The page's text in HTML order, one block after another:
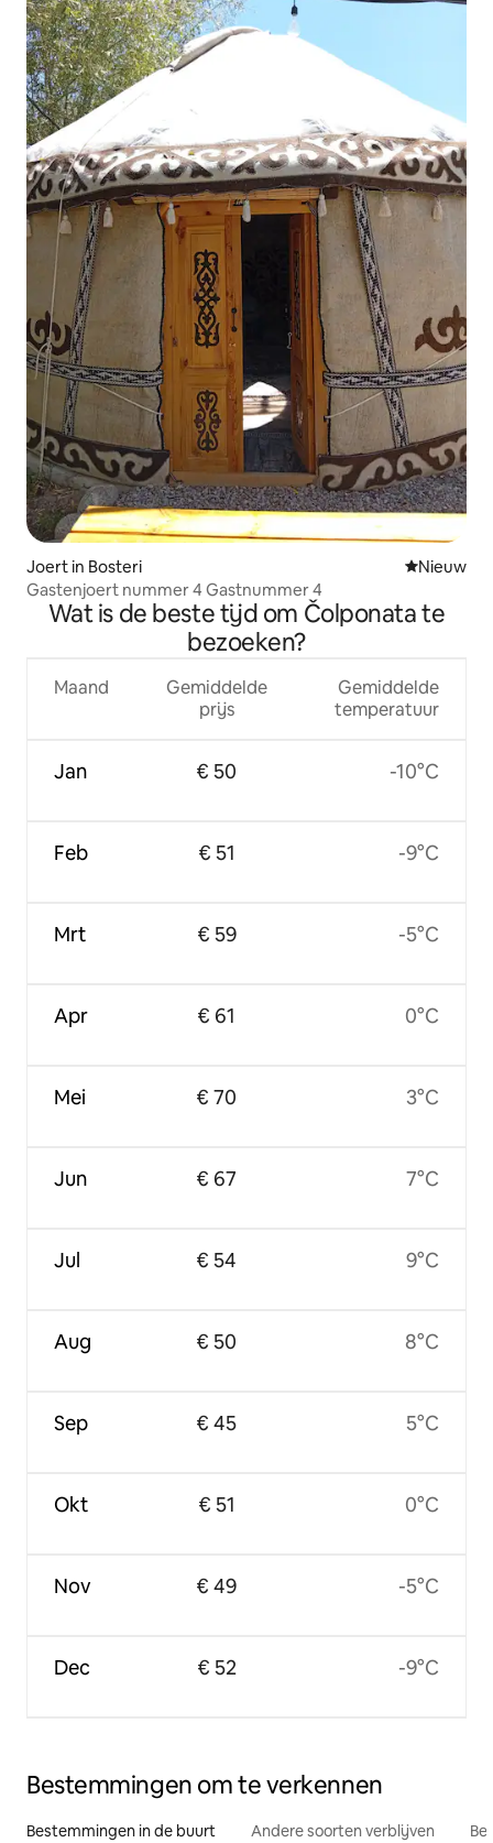
Joert in Bosteri Nieuwe
Nieuw
Gastenjoert nummer 4 Gastnummer 4
Wat is de beste tijd om Čolponata te
bezoeken?
Maand
Jan
Feb
Mrt
Apr
Mei
Jun
Jul
Aug
Sep
Okt
Nov
Dec
Gemiddelde
prijs
€ 50
€ 51
€ 59
€ 61
€ 70
€ 67
€ 54
€ 50
€ 45
€ 51
€ 49
€ 52
Gemiddelde
temperatuur
-10°C
-9°C
-5°C
0°C
3°C
7°C
9°C
8°C
5°C
0°C
-5°C
-9°C
Bestemmingen om te verkennen
Bestemmingen in de buurt Andere soorten verblijven